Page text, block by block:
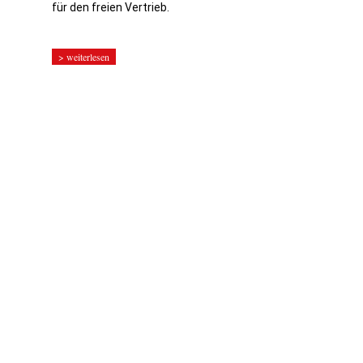
für den freien Vertrieb.
> weiterlesen